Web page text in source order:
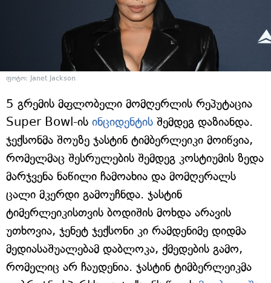
ფოტო: Janet Jackson
5 გრემის მფლობელი მომღერლის რეპუტაცია
Super Bowl-ის ინციდენტის შემდეგ დაზიანდა.
ჯექსონმა შოუზე ჯასტინ ტიმბერლეიკი მოიწვია,
რომელმაც შესრულების შემდეგ კოსტიუმის ზედა
მარჯვენა ნაწილი ჩამოახია და მომღერალს
ცალი მკერდი გამოუჩნდა. ჯასტინ
ტიმერლეიკისთვის ბოდიშის მოხდა არავის
უთხოვია, ჯენეტ ჯექსონი კი რამდენიმე დიდმა
მედიასაშუალებამ დაბლოკა, ქმედების გამო,
რომელიც არ ჩაუდენია. ჯასტინ ტიმბერლეიკმა